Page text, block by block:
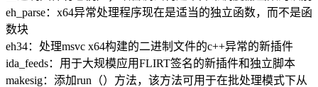
eh_parse：x64异常处理程序现在是适当的独立函数，而不是函
数块
eh34：处理msvc x64构建的二进制文件的c++异常的新插件
ida_feeds：用于大规模应用FLIRT签名的新插件和独立脚本
makesig：添加run（）方法，该方法可用于在批处理模式下从